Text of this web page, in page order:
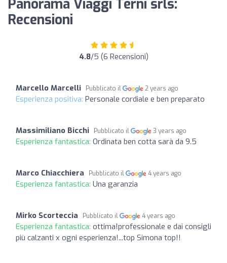
Panorama Viaggi Terni srls:
Recensioni
4.8/5 (6 Recensioni)
Marcello Marcelli Pubblicato il 2 years ago
Esperienza positiva: Personale cordiale e ben preparato
Massimiliano Bicchi Pubblicato il 3 years ago
Esperienza fantastica: Ordinata ben cotta sarà da 9.5
Marco Chiacchiera Pubblicato il 4 years ago
Esperienza fantastica: Una garanzia
Mirko Scorteccia Pubblicato il 4 years ago
Esperienza fantastica: ottima!professionale e dai consigli
più calzanti x ogni esperienza!...top Simona top!!